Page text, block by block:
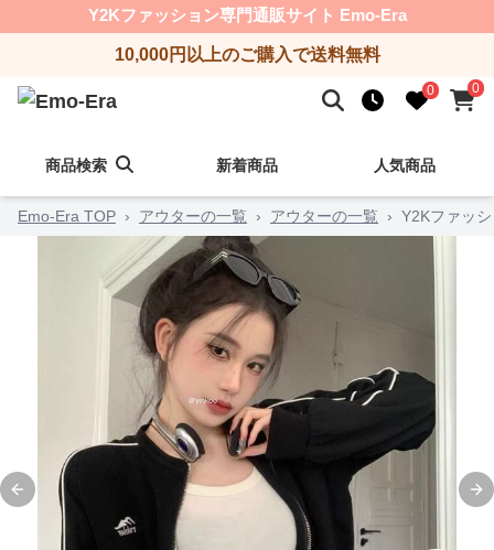
Y2Kファッション専門通販サイト Emo-Era
10,000円以上のご購入で送料無料
0 0
商品検索 新着商品 人気商品
Emo-Era TOP › アウターの一覧 › アウターの一覧 › Y2Kファッ
Previous slide